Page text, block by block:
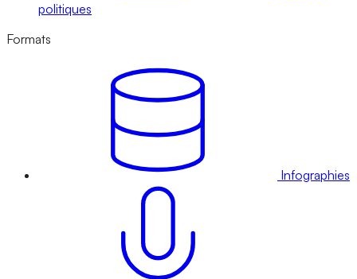
politiques
Formats
Infographies